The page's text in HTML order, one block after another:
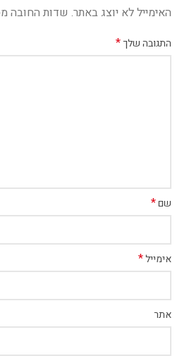
האימייל לא יוצג באתר. שדות החובה
התגובה שלך*
שם*
אימייל*
אתר